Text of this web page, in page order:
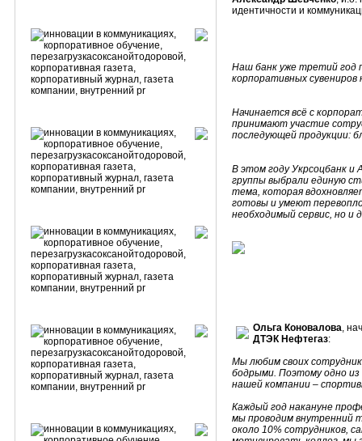
идентичности и
Наш банк уже третий год
корпоративных сувениров
Начинается всё с
принимают участие
последующей продукции:
В этом году Укрсоцбанк и
группы выбрали единую
тема, которая
готовы и умеют
необходимый сервис, но и
Ольга Коновалова,
ДТЭК Нефтегаз:
Мы любим своих
бодрыми. Поэтому одно из
нашей компании –
Каждый год накануне
мы проводим внутренний
около 10% сотрудников,